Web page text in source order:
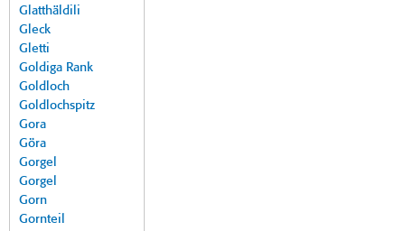
Glatthäldili
Gleck
Gletti
Goldiga Rank
Goldloch
Goldlochspitz
Gora
Göra
Gorgel
Gorgel
Gorn
Gornteil